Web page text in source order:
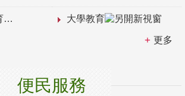
大學教育
更多
便民服務